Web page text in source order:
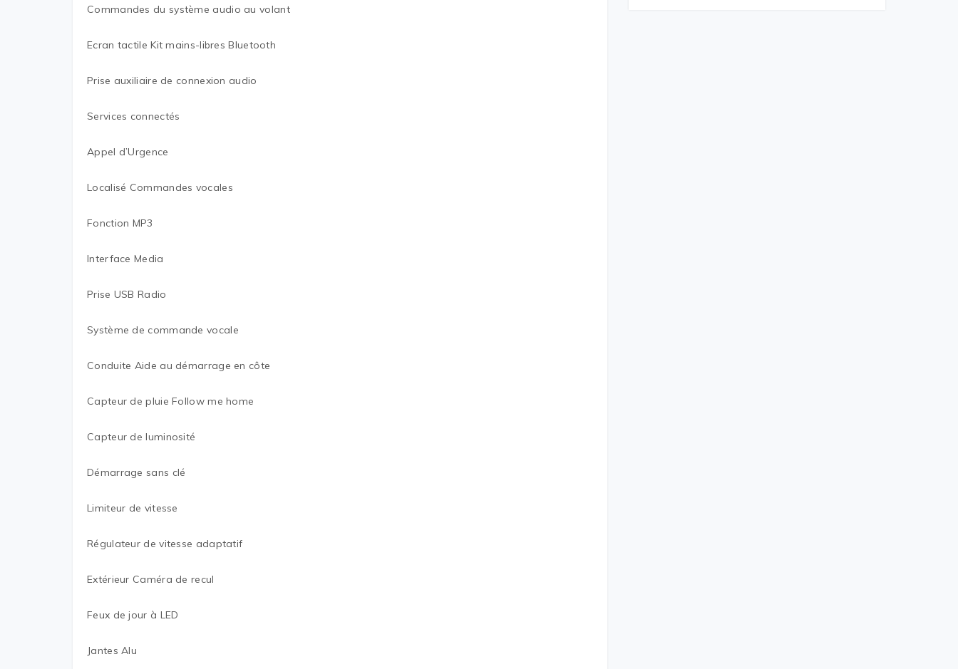
Commandes du système audio au volant
Ecran tactile Kit mains-libres Bluetooth
Prise auxiliaire de connexion audio
Services connectés
Appel d’Urgence
Localisé Commandes vocales
Fonction MP3
Interface Media
Prise USB Radio
Système de commande vocale
Conduite Aide au démarrage en côte
Capteur de pluie Follow me home
Capteur de luminosité
Démarrage sans clé
Limiteur de vitesse
Régulateur de vitesse adaptatif
Extérieur Caméra de recul
Feux de jour à LED
Jantes Alu